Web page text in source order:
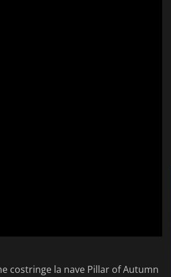
costringe la nave Pillar of Autumn